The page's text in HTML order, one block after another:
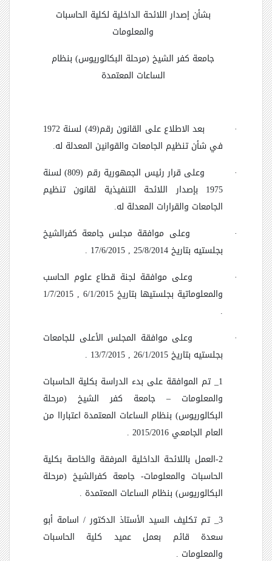
بشأن إصدار اللائحة الداخلية لكلية الحاسبات
والمعلومات
جامعة كفر الشيخ (مرحلة البكالوريوس) بنظام
الساعات المعتمدة
·
بعد الاطلاع على القانون رقم(49) لسنة 1972
في شأن تنظيم الجامعات والقوانين المعدلة له.
·
وعلى قرار رئيس الجمهورية رقم (809) لسنة
1975 بإصدار اللائحة التنفيذية لقانون تنظيم
الجامعات والقرارات المعدلة له.
· وعلى موافقة مجلس جامعة كفرالشيخ
بجلستيه بتاريخ 25/8/2014 , 17/6/2015 .
· وعلى موافقة لجنة قطاع علوم الحاسب
والمعلوماتية بجلستيها بتاريخ 6/1/2015 , 1/7/2015
.
· وعلى موافقة المجلس الأعلى للجامعات
بجلستيه بتاريخ 26/1/2015 , 13/7/2015 .
1_ تم الموافقة على بدء الدراسة بكلية الحاسبات
والمعلومات – جامعة كفر الشيخ (مرحلة
البكالوريوس) بنظام الساعات المعتمدة اعتباراا من
العام الجامعي 2015/2016 .
2-العمل باللائحة الداخلية المرفقة والخاصة بكلية
الحاسبات والمعلومات- جامعة كفرالشيخ (مرحلة
البكالوريوس) بنظام الساعات المعتمدة .
3_ تم تكليف السيد الأستاذ الدكتور / اسامة أبو
سعدة قائم بعمل عميد كلية الحاسبات
والمعلومات .